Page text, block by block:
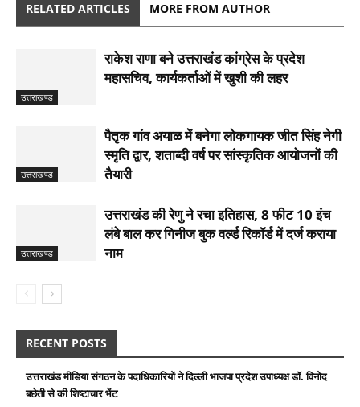
RELATED ARTICLES MORE FROM AUTHOR
उत्तराखण्ड
राकेश राणा बने उत्तराखंड कांग्रेस के प्रदेश
महासचिव, कार्यकर्ताओं में खुशी की लहर
उत्तराखण्ड
पैतृक गांव अयाळ में बनेगा लोकगायक जीत सिंह नेगी
स्मृति द्वार, शताब्दी वर्ष पर सांस्कृतिक आयोजनों की
तैयारी
उत्तराखण्ड
उत्तराखंड की रेणु ने रचा इतिहास, 8 फीट 10 इंच
लंबे बाल कर गिनीज बुक वर्ल्ड रिकॉर्ड में दर्ज कराया
नाम
RECENT POSTS
उत्तराखंड मीडिया संगठन के पदाधिकारियों ने दिल्ली भाजपा प्रदेश उपाध्यक्ष डॉ. विनोद
बछेती से की शिष्टाचार भेंट